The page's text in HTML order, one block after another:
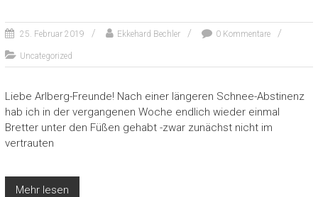
25. Februar 2019 Ekkehard Bechler 0 Kommentare
Uncategorized
Liebe Arlberg-Freunde! Nach einer längeren Schnee-Abstinenz
hab ich in der vergangenen Woche endlich wieder einmal
Bretter unter den Füßen gehabt -zwar zunächst nicht im
vertrauten
Mehr lesen